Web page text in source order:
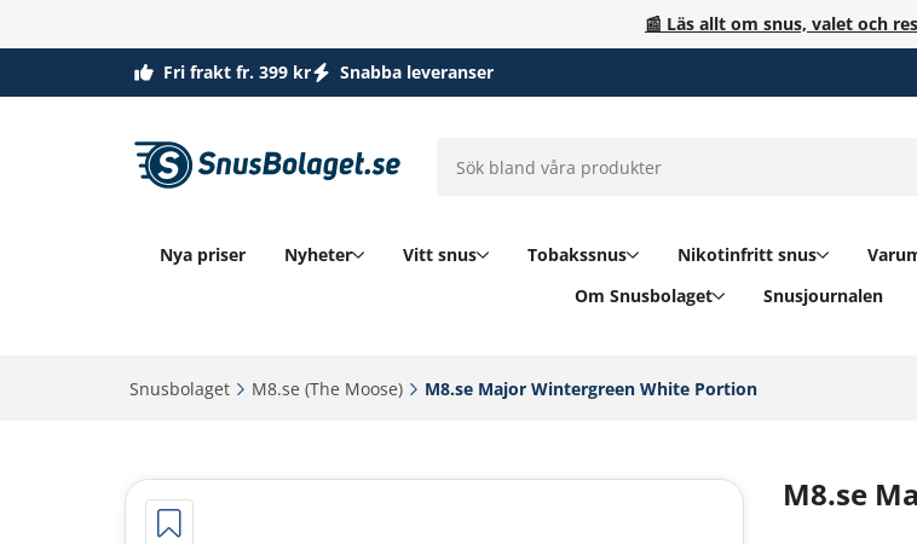
📰 Läs allt om snus, valet och
Fri frakt fr. 399 kr Snabba leveranser
Nya priser Nyheter Vitt snus Tobakssnus Nikotinfritt snus
Om Snusbolaget
Snusjournalen
Snusbolaget‎ M8.se (The Moose)‎ M8.se Major Wintergreen White Portion‎
M8.se